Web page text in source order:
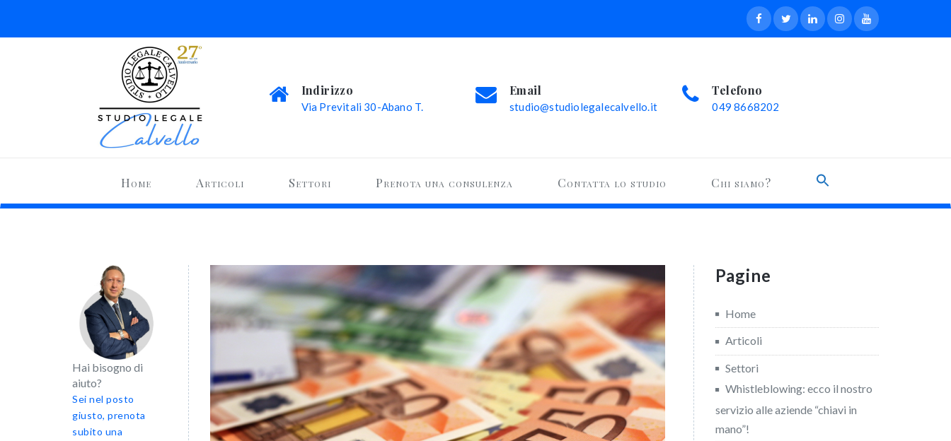
Indirizzo
Via Previtali 30-Abano T.
Email
studio@studiolegalecalvello.it
Telefono
049 8668202
Home Articoli Settori Prenota una consulenza Contatta lo studio Chi siamo?
Hai bisogno di
aiuto?
Sei nel posto
giusto, prenota
subito una
Pagine
Home
Articoli
Settori
Whistleblowing: ecco il nostro
servizio alle aziende “chiavi in
mano”!